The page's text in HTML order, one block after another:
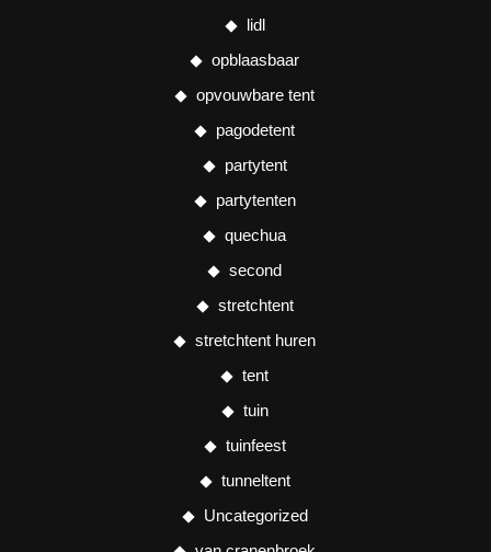
lidl
opblaasbaar
opvouwbare tent
pagodetent
partytent
partytenten
quechua
second
stretchtent
stretchtent huren
tent
tuin
tuinfeest
tunneltent
Uncategorized